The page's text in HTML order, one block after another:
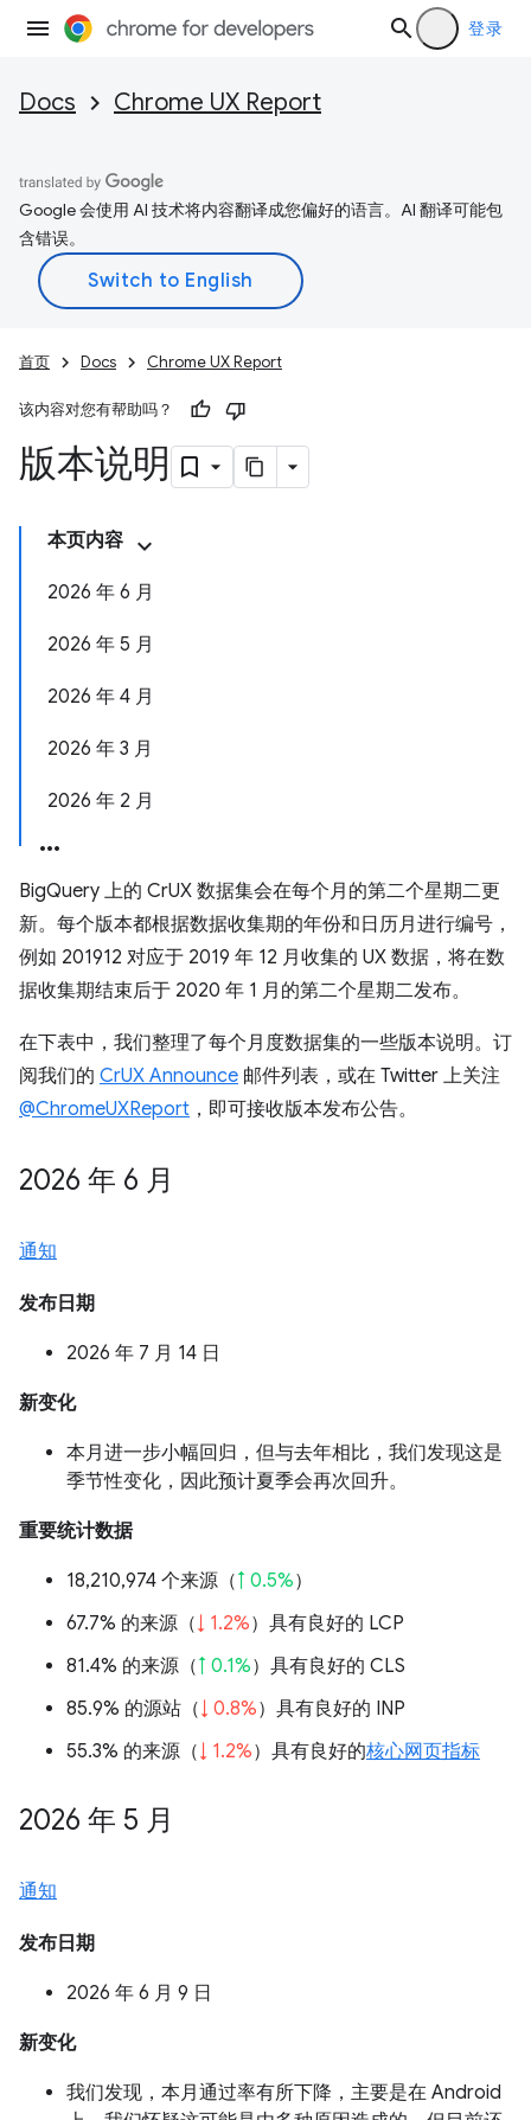
登录
Docs Chrome UX Report
Google 会使用 AI 技术将内容翻译成您偏好的语言。AI 翻译可能包
含错误。
首页 Docs Chrome UX Report
该内容对您有帮助吗？
版本说明
本页内容
2026 年 6 月
2026 年 5 月
2026 年 4 月
2026 年 3 月
2026 年 2 月
BigQuery 上的 CrUX 数据集会在每个月的第二个星期二更
新。每个版本都根据数据收集期的年份和日历月进行编号，
例如 201912 对应于 2019 年 12 月收集的 UX 数据，将在数
据收集期结束后于 2020 年 1 月的第二个星期二发布。
在下表中，我们整理了每个月度数据集的一些版本说明。订
阅我们的 CrUX Announce 邮件列表，或在 Twitter 上关注
@ChromeUXReport ，即可接收版本发布公告。
2026 年 6 月
通知
发布日期
2026 年 7 月 14 日
新变化
本月进一步小幅回归，但与去年相比，我们发现这是
季节性变化，因此预计夏季会再次回升。
重要统计数据
18,210,974 个来源（↑ 0.5%）
67.7% 的来源（↓ 1.2%）具有良好的 LCP
81.4% 的来源（↑ 0.1%）具有良好的 CLS
85.9% 的源站（↓ 0.8%）具有良好的 INP
55.3% 的来源（↓ 1.2%）具有良好的核心网页指标
2026 年 5 月
通知
发布日期
2026 年 6 月 9 日
新变化
我们发现，本月通过率有所下降，主要是在 Android